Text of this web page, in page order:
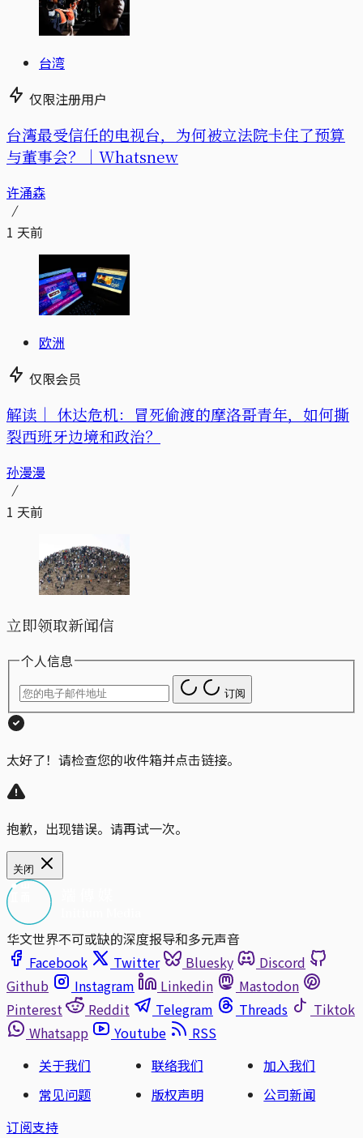
台湾
仅限注册用户
台湾最受信任的电视台，为何被立法院卡住了预算
与董事会？｜Whatsnew
许涌森
1 天前
欧洲
仅限会员
解读｜ 休达危机：冒死偷渡的摩洛哥青年，如何撕
裂西班牙边境和政治？
孙漫漫
1 天前
立即领取新闻信
个人信息
订阅
太好了！请检查您的收件箱并点击链接。
抱歉，出现错误。请再试一次。
关闭
华文世界不可或缺的深度报导和多元声音
Facebook
Twitter Bluesky
Discord
Github
Instagram Linkedin
Mastodon
Pinterest
Reddit Telegram Threads
Tiktok
Whatsapp
Youtube
RSS
关于我们
联络我们
加入我们
常见问题
版权声明
公司新闻
订阅支持